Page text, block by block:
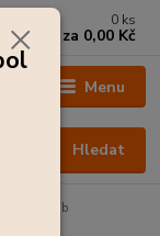
Menu
Hledat
0 ks
za 0,00 Kč
Plus dub